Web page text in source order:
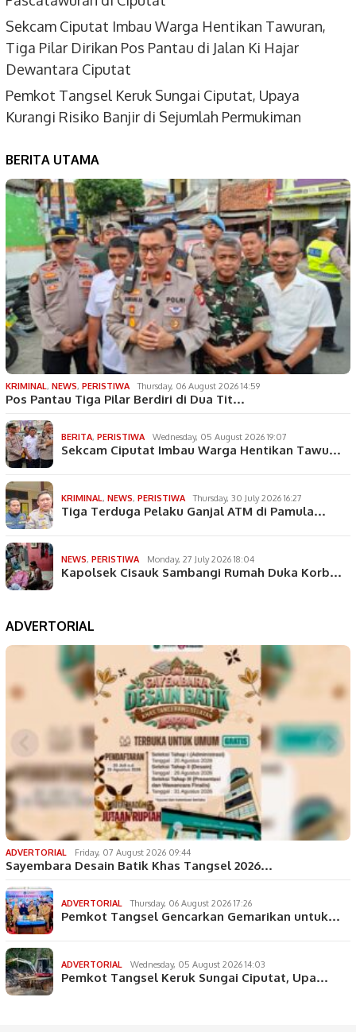
Sekcam Ciputat Imbau Warga Hentikan Tawuran,
Tiga Pilar Dirikan Pos Pantau di Jalan Ki Hajar
Dewantara Ciputat
Pemkot Tangsel Keruk Sungai Ciputat, Upaya
Kurangi Risiko Banjir di Sejumlah Permukiman
BERITA UTAMA
KRIMINAL, NEWS, PERISTIWA Thursday, 06 August 2026 14:59
Pos Pantau Tiga Pilar Berdiri di Dua Tit…
BERITA, PERISTIWA Wednesday, 05 August 2026 19:07
Sekcam Ciputat Imbau Warga Hentikan Tawu…
KRIMINAL, NEWS, PERISTIWA Thursday, 30 July 2026 16:27
Tiga Terduga Pelaku Ganjal ATM di Pamula…
NEWS, PERISTIWA Monday, 27 July 2026 18:04
Kapolsek Cisauk Sambangi Rumah Duka Korb…
ADVERTORIAL
ADVERTORIAL Friday, 07 August 2026 09:44
Sayembara Desain Batik Khas Tangsel 2026…
ADVERTORIAL Thursday, 06 August 2026 17:26
Pemkot Tangsel Gencarkan Gemarikan untuk…
ADVERTORIAL Wednesday, 05 August 2026 14:03
Pemkot Tangsel Keruk Sungai Ciputat, Upa…